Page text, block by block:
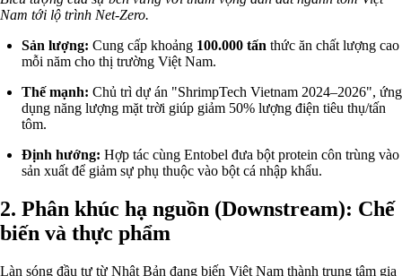
Nam tới lộ trình Net-Zero.
Sản lượng: Cung cấp khoảng 100.000 tấn thức ăn chất lượng cao
mỗi năm cho thị trường Việt Nam.
Thế mạnh: Chủ trì dự án "ShrimpTech Vietnam 2024–2026", ứng
dụng năng lượng mặt trời giúp giảm 50% lượng điện tiêu thụ/tấn
tôm.
Định hướng: Hợp tác cùng Entobel đưa bột protein côn trùng vào
sản xuất để giảm sự phụ thuộc vào bột cá nhập khẩu.
2. Phân khúc hạ nguồn (Downstream): Chế
biến và thực phẩm
Làn sóng đầu tư từ Nhật Bản đang biến Việt Nam thành trung tâm gia